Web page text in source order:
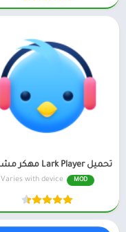
MOD
Varies with device